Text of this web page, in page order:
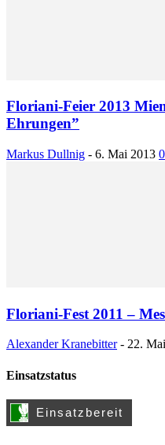
Floriani-Feier 2013
Ehrungen”
Markus Dullnig - 6. Mai 2013 0
Floriani-Fest 2011 –
Alexander Kranebitter - 22.
Einsatzstatus